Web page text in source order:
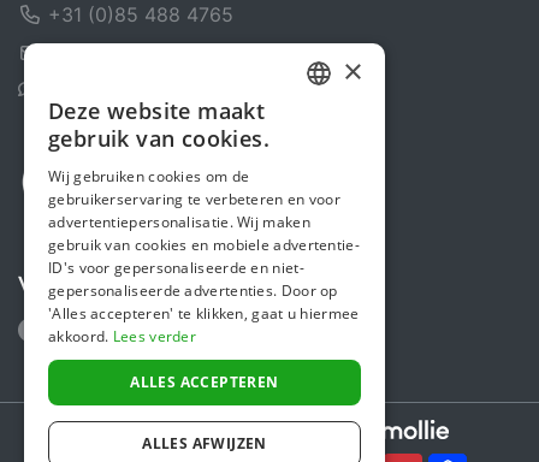
+31 (0)85 488 4765
Volg ons
Secure payments powered by
ENGLISH
×
Deze website maakt
gebruik van cookies.
Wij gebruiken cookies om de
gebruikerservaring te verbeteren en voor
advertentiepersonalisatie. Wij maken
gebruik van cookies en mobiele advertentie-
ID's voor gepersonaliseerde en niet-
gepersonaliseerde advertenties. Door op
'Alles accepteren' te klikken, gaat u hiermee
akkoord. Lees verder
ALLES ACCEPTEREN
ALLES AFWIJZEN